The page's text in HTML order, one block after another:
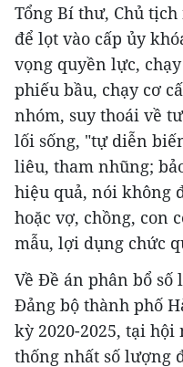
Tổng Bí thư, Chủ
để lọt vào cấp ủy
vọng quyền lực,
phiếu bầu, chạy cơ
nhóm, suy thoái về
lối sống, "tự diễn
liêu, tham nhũng;
hiệu quả, nói không
hoặc vợ, chồng, con
mẫu, lợi dụng chức
Về Đề án phân bổ
Đảng bộ thành phố
kỳ 2020-2025, tại
thống nhất số lượng